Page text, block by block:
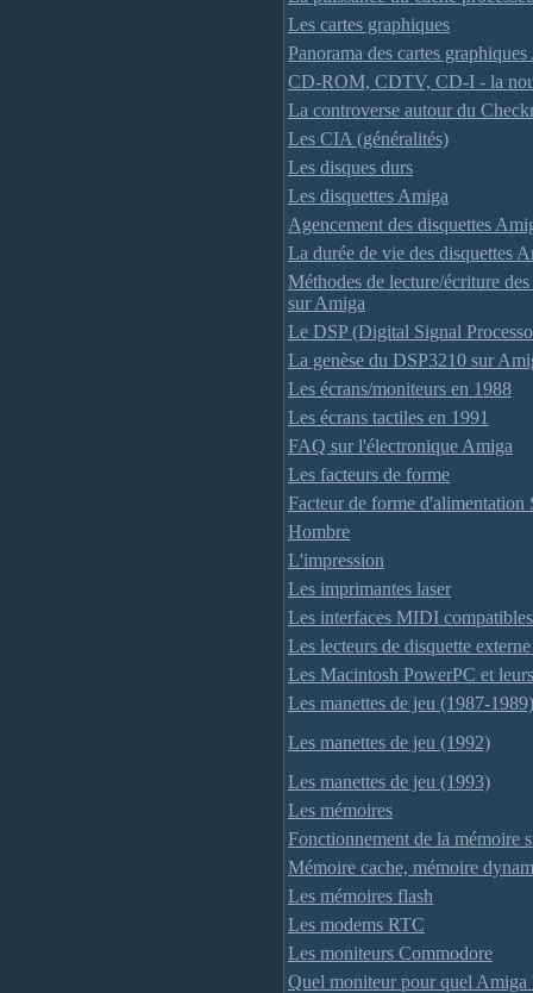
Les cartes graphiques
Panorama des cartes
CD-ROM, CDTV, CD-I - la
La controverse autour du
Les CIA (généralités)
Les disques durs
Les disquettes Amiga
Agencement des disquettes
La durée de vie des disquettes
Méthodes de lecture/écriture
sur Amiga
Le DSP (Digital Signal
La genèse du DSP3210 sur
Les écrans/moniteurs en 1988
Les écrans tactiles en 1991
FAQ sur l'électronique Amiga
Les facteurs de forme
Facteur de forme d'alimentation
Hombre
L'impression
Les imprimantes laser
Les interfaces MIDI
Les lecteurs de disquette
Les Macintosh PowerPC et
Les manettes de jeu (1987-1989)
Les manettes de jeu (1992)
Les manettes de jeu (1993)
Les mémoires
Fonctionnement de la mémoire
Mémoire cache, mémoire
Les mémoires flash
Les modems RTC
Les moniteurs Commodore
Quel moniteur pour quel Amiga